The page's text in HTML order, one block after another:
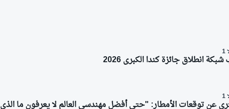
انطلاق جائزة كندا الكبرى 2026
عن توقعات الأمطار: "حتى أفضل مهندسي العالم لا يعرفون ما الذي